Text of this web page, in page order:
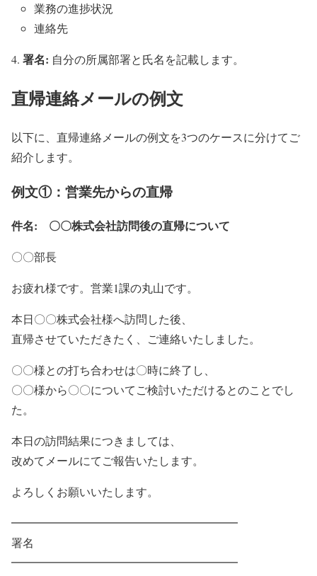
業務の進捗状況
連絡先
署名: 自分の所属部署と氏名を記載します。
直帰連絡メールの例文
以下に、直帰連絡メールの例文を3つのケースに分けてご
紹介します。
例文①：営業先からの直帰
件名: 〇〇株式会社訪問後の直帰について
〇〇部長
お疲れ様です。営業1課の丸山です。
本日〇〇株式会社様へ訪問した後、
直帰させていただきたく、ご連絡いたしました。
〇〇様との打ち合わせは〇時に終了し、
〇〇様から〇〇についてご検討いただけるとのことでし
た。
本日の訪問結果につきましては、
改めてメールにてご報告いたします。
よろしくお願いいたします。
━━━━━━━━━━━━━━━━━━━━
署名
━━━━━━━━━━━━━━━━━━━━